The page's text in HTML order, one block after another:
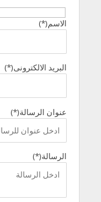
الاسم(*)
البريد الالكترونى(*)
عنوان الرسالة(*)
الرسالة(*)